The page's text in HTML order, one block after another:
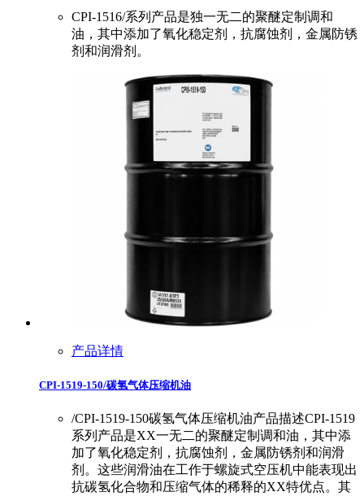
CPI-1516/系列产品是独一无二的聚醚定制调和
油，其中添加了氧化稳定剂，抗腐蚀剂，金属防锈
剂和润滑剂。
产品详情
CPI-1519-150/碳氢气体压缩机油
/CPI-1519-150碳氢气体压缩机油产品描述CPI-1519
系列产品是XX一无二的聚醚定制调和油，其中添
加了氧化稳定剂，抗腐蚀剂，金属防锈剂和润滑
剂。这些润滑油在工作于螺旋式空压机中能表现出
抗碳氢化合物和压缩气体的稀释的XX特优点。其